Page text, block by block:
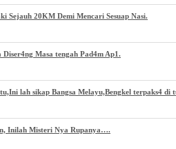
Sejauh 20KM Demi Mencari Sesuap Nasi.
Masa tengah Pad4m Ap1.
lah sikap Bangsa Melayu,Bengkel terpaks4 di
Inilah Misteri Nya Rupanya….